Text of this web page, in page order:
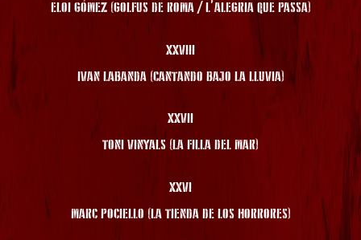
ELOI GÓMEZ (GOLFUS DE ROMA / L’ALEGRIA QUE PASSA)
XXVIII
IVAN LABANDA (CANTANDO BAJO LA LLUVIA)
XXVII
TONI VINYALS (LA FILLA DEL MAR)
XXVI
MARC POCIELLO (LA TIENDA DE LOS HORRORES)